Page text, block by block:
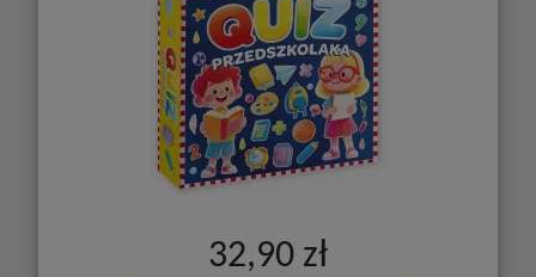
32,90 zł